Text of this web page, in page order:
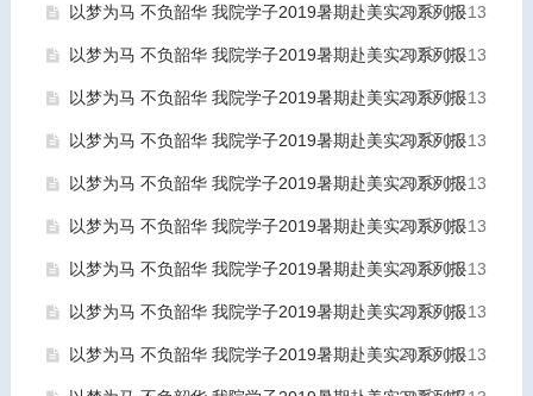
以梦为马 不负韶华 我院学子2019暑期赴美实习系列报道（十）
2020-07-13
以梦为马 不负韶华 我院学子2019暑期赴美实习系列报道（九）
2020-07-13
以梦为马 不负韶华 我院学子2019暑期赴美实习系列报道（八）
2020-07-13
以梦为马 不负韶华 我院学子2019暑期赴美实习系列报道（七）
2020-07-13
以梦为马 不负韶华 我院学子2019暑期赴美实习系列报道（六）
2020-07-13
以梦为马 不负韶华 我院学子2019暑期赴美实习系列报道（五）
2020-07-13
以梦为马 不负韶华 我院学子2019暑期赴美实习系列报道（四）
2020-07-13
以梦为马 不负韶华 我院学子2019暑期赴美实习系列报道（三）
2020-07-13
以梦为马 不负韶华 我院学子2019暑期赴美实习系列报道（二）
2020-07-13